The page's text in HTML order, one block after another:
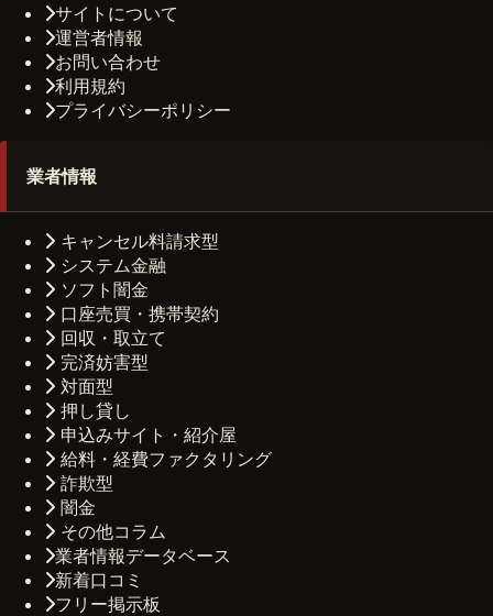
サイトについて
運営者情報
お問い合わせ
利用規約
プライバシーポリシー
業者情報
キャンセル料請求型
システム金融
ソフト闇金
口座売買・携帯契約
回収・取立て
完済妨害型
対面型
押し貸し
申込みサイト・紹介屋
給料・経費ファクタリング
詐欺型
闇金
その他コラム
業者情報データベース
新着口コミ
フリー掲示板